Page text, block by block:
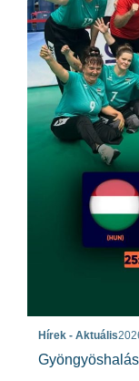
Hírek - Aktuális